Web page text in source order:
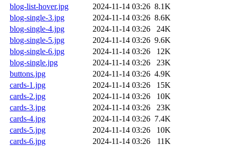
blog-list-hover.jpg
2024-11-14 03:26 8.1K
blog-single-3.jpg
2024-11-14 03:26 8.6K
blog-single-4.jpg
2024-11-14 03:26
24K
blog-single-5.jpg
2024-11-14 03:26 9.6K
blog-single-6.jpg
2024-11-14 03:26
12K
blog-single.jpg
2024-11-14 03:26
23K
buttons.jpg
2024-11-14 03:26 4.9K
cards-1.jpg
2024-11-14 03:26
15K
cards-2.jpg
2024-11-14 03:26
10K
cards-3.jpg
2024-11-14 03:26
23K
cards-4.jpg
2024-11-14 03:26 7.4K
cards-5.jpg
2024-11-14 03:26
10K
cards-6.jpg
2024-11-14 03:26
11K